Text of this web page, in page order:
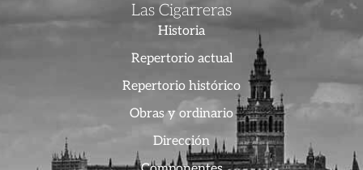
Las Cigarreras
Historia
Repertorio actual
Repertorio histórico
Obras y ordinario
Dirección